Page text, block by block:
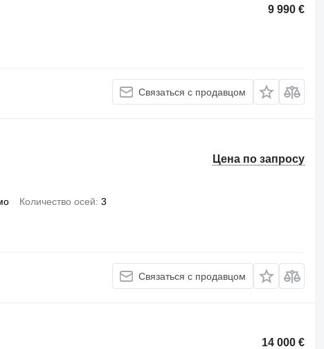
9 990 €
Связаться с продавцом
Цена по запросу
Количество осей 3
Связаться с продавцом
14 000 €